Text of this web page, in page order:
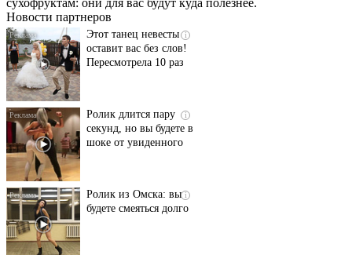
Новости партнеров
i
Этот танец невесты
оставит вас без слов!
Пересмотрела 10 раз
i
Ролик длится пару
секунд, но вы будете в
шоке от увиденного
i
Ролик из Омска: вы
будете смеяться долго